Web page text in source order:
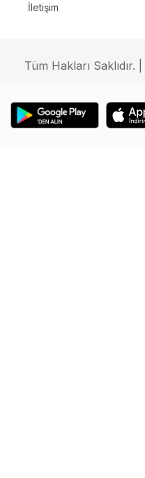
İletişim
Tüm Hakları Saklıdır. |